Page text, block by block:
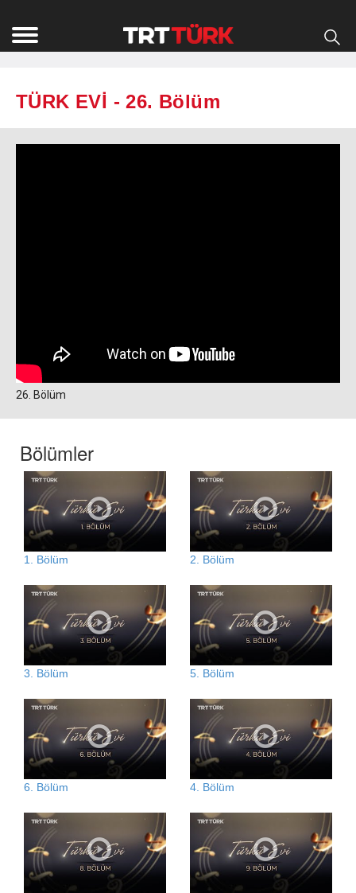
TÜRK EVİ - 26. Bölüm
26. Bölüm
Bölümler
1. Bölüm 2. Bölüm
3. Bölüm 5. Bölüm
6. Bölüm 4. Bölüm